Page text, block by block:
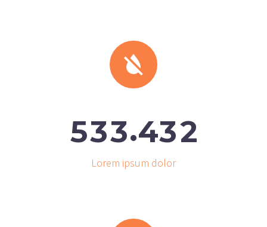


533.432
Lorem ipsum dolor